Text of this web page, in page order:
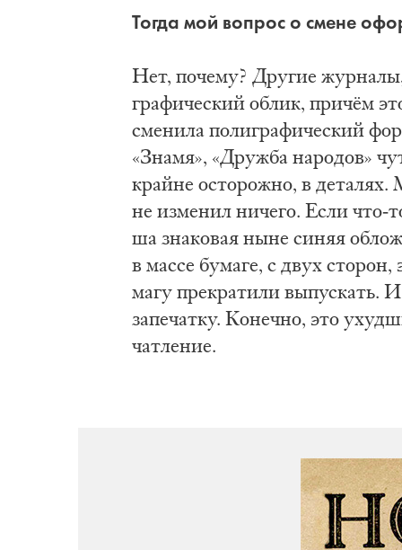
То­гда мой во­прос о сме­не
Нет, по­че­му? Дру­гие
гра­фи­че­ский об­лик, при­чём
сме­ни­ла по­ли­гра­фи­че­ский
«Зна­мя», «Друж­ба на­ро­дов»
край­не осто­рож­но, в
не из­ме­нил ни­че­го. Если
ша зна­ко­вая ны­не си­няя
в мас­се бу­ма­ге, с двух
ма­гу пре­кра­ти­ли вы­пус­кать.
за­пе­чат­ку. Ко­неч­но, это
чат­ле­ние.